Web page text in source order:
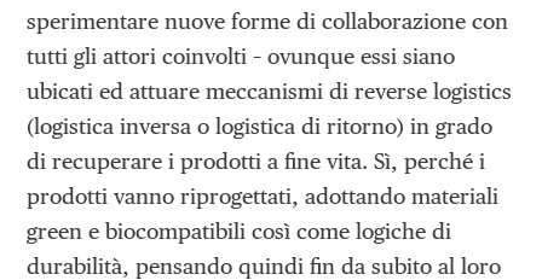
sperimentare nuove forme di collaborazione con
tutti gli attori coinvolti – ovunque essi siano
ubicati ed attuare meccanismi di reverse logistics
(logistica inversa o logistica di ritorno) in grado
di recuperare i prodotti a fine vita. Sì, perché i
prodotti vanno riprogettati, adottando materiali
green e biocompatibili così come logiche di
durabilità, pensando quindi fin da subito al loro